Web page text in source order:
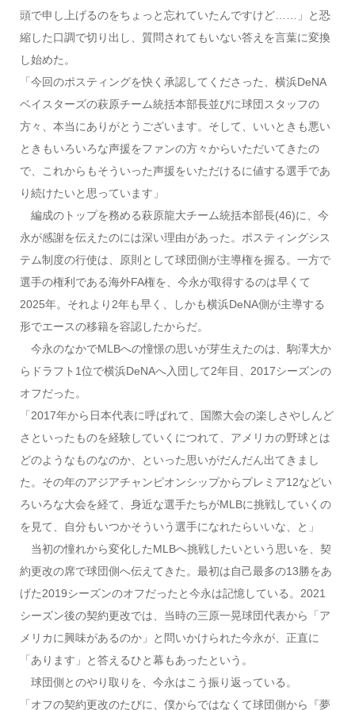
頭で申し上げるのをちょっと忘れていたんですけど……」と恐
縮した口調で切り出し、質問されてもいない答えを言葉に変換
し始めた。
「今回のポスティングを快く承認してくださった、横浜DeNA
ベイスターズの萩原チーム統括本部長並びに球団スタッフの
方々、本当にありがとうございます。そして、いいときも悪い
ときもいろいろな声援をファンの方々からいただいてきたの
で、これからもそういった声援をいただけるに値する選手であ
り続けたいと思っています」
編成のトップを務める萩原龍大チーム統括本部長(46)に、今
永が感謝を伝えたのには深い理由があった。ポスティングシス
テム制度の行使は、原則として球団側が主導権を握る。一方で
選手の権利である海外FA権を、今永が取得するのは早くて
2025年。それより2年も早く、しかも横浜DeNA側が主導する
形でエースの移籍を容認したからだ。
今永のなかでMLBへの憧憬の思いが芽生えたのは、駒澤大か
らドラフト1位で横浜DeNAへ入団して2年目、2017シーズンの
オフだった。
「2017年から日本代表に呼ばれて、国際大会の楽しさやしんど
さといったものを経験していくにつれて、アメリカの野球とは
どのようなものなのか、といった思いがだんだん出てきまし
た。その年のアジアチャンピオンシップからプレミア12などい
ろいろな大会を経て、身近な選手たちがMLBに挑戦していくの
を見て、自分もいつかそういう選手になれたらいいな、と」
当初の憧れから変化したMLBへ挑戦したいという思いを、契
約更改の席で球団側へ伝えてきた。最初は自己最多の13勝をあ
げた2019シーズンのオフだったと今永は記憶している。2021
シーズン後の契約更改では、当時の三原一晃球団代表から「ア
メリカに興味があるのか」と問いかけられた今永が、正直に
「あります」と答えるひと幕もあったという。
球団側とのやり取りを、今永はこう振り返っている。
「オフの契約更改のたびに、僕からではなくて球団側から『夢